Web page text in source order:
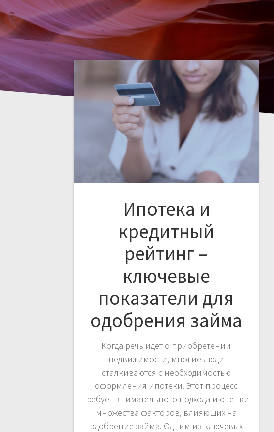
Ипотека и
кредитный
рейтинг –
ключевые
показатели для
одобрения займа
Когда речь идет о приобретении
недвижимости, многие люди
сталкиваются с необходимостью
оформления ипотеки. Этот процесс
требует внимательного подхода и оценки
множества факторов, влияющих на
одобрение займа. Одним из ключевых